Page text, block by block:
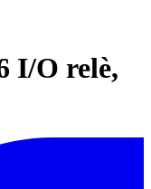
I/O relè,